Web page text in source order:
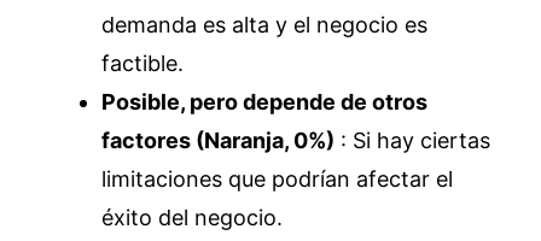
demanda es alta y el negocio es
factible.
Posible, pero depende de otros
factores (Naranja, 0%) : Si hay ciertas
limitaciones que podrían afectar el
éxito del negocio.